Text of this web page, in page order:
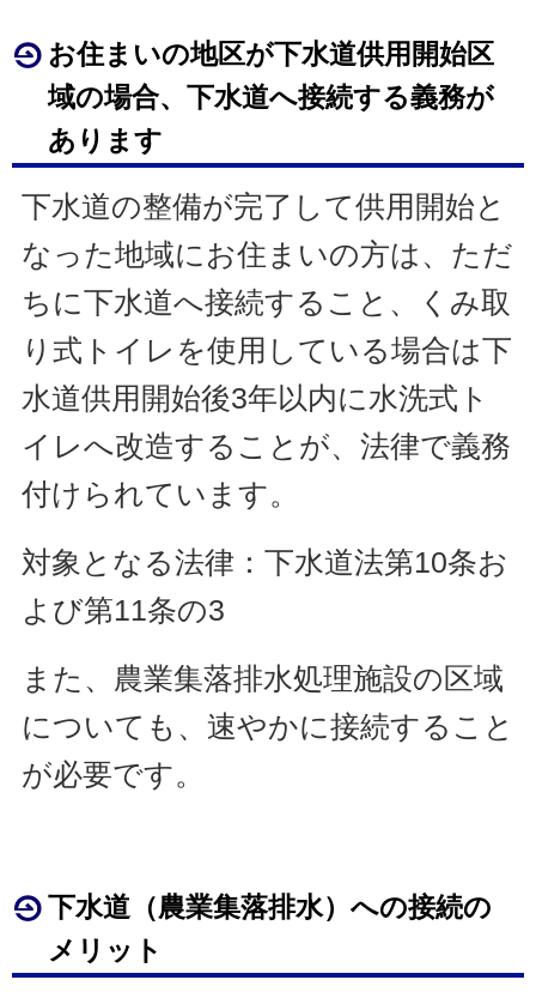
お住まいの地区が下水道供用開始区
域の場合、下水道へ接続する義務が
あります
下水道の整備が完了して供用開始と
なった地域にお住まいの方は、ただ
ちに下水道へ接続すること、くみ取
り式トイレを使用している場合は下
水道供用開始後3年以内に水洗式ト
イレへ改造することが、法律で義務
付けられています。
対象となる法律：下水道法第10条お
よび第11条の3
また、農業集落排水処理施設の区域
についても、速やかに接続すること
が必要です。
下水道（農業集落排水）への接続の
メリット